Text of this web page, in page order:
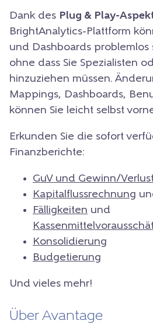
Dank des Plug & Play-
BrightAnalytics-Plattform
und Dashboards problemlos
ohne dass Sie Spezialisten
hinzuziehen müssen.
Mappings, Dashboards,
können Sie leicht selbst
Erkunden Sie die sofort
Finanzberichte:
GuV und Gewinn/
Kapitalflussrechnung
Fälligkeiten und
Konsolidierung
Budgetierung
Und vieles mehr!
Über Avantage